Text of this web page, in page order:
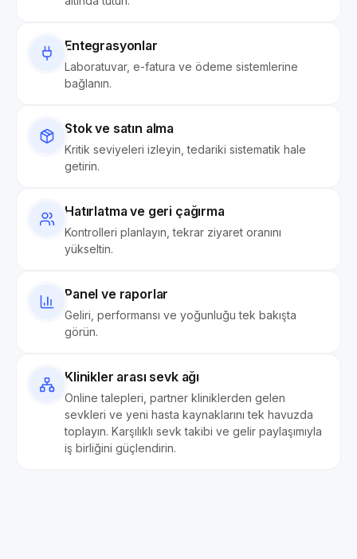
Entegrasyonlar
Laboratuvar, e-fatura ve ödeme sistemlerine
bağlanın.
Stok ve satın alma
Kritik seviyeleri izleyin, tedariki sistematik hale
getirin.
Hatırlatma ve geri çağırma
Kontrolleri planlayın, tekrar ziyaret oranını
yükseltin.
Panel ve raporlar
Geliri, performansı ve yoğunluğu tek bakışta
görün.
Klinikler arası sevk ağı
Online talepleri, partner kliniklerden gelen
sevkleri ve yeni hasta kaynaklarını tek havuzda
toplayın. Karşılıklı sevk takibi ve gelir paylaşımıyla
iş birliğini güçlendirin.